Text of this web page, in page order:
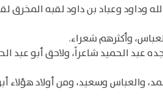
وداود وعباد بن داود لقبه المخرق
وأكثرهم شعراء.
عبد الحميد شاعراً، ولاحق أبو
والعباس وسعيد، ومن أولاد